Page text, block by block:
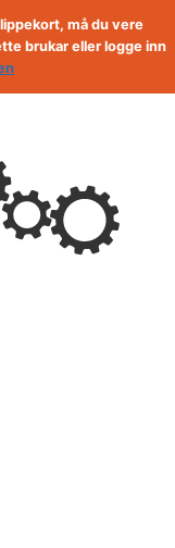
må du vere
brukar eller logge inn